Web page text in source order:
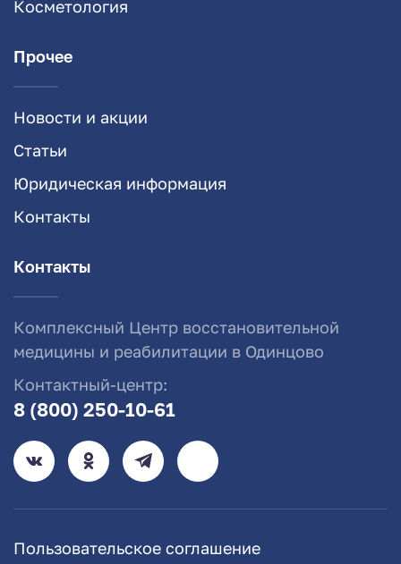
Косметология
Прочее
Новости и акции
Статьи
Юридическая информация
Контакты
Контакты
Комплексный Центр восстановительной
медицины и реабилитации в Одинцово
Контактный-центр:
8 (800) 250-10-61
Пользовательское соглашение